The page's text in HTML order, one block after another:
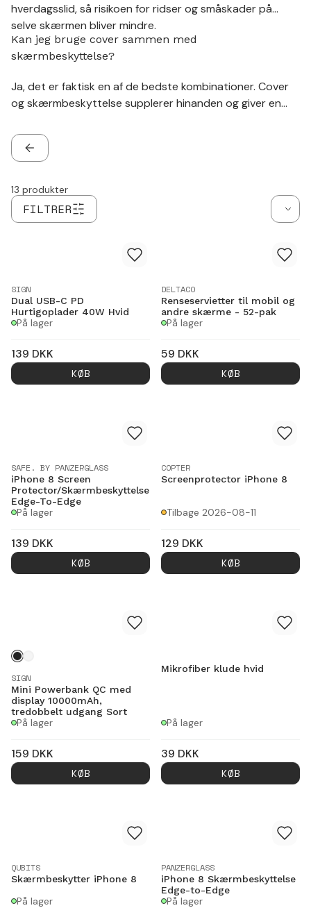
hverdagsslid, så risikoen for ridser og småskader på
selve skærmen bliver mindre.
Kan jeg bruge cover sammen med
skærmbeskyttelse?
Ja, det er faktisk en af de bedste kombinationer. Cover
og skærmbeskyttelse supplerer hinanden og giver en
TILBAGE
FILTRER
13 produkter
SIGN
Dual USB-C PD
Hurtigoplader 40W Hvid
På lager
139 DKK
KØB
DELTACO
Renseservietter til mobil og
andre skærme - 52-pak
På lager
59 DKK
KØB
SAFE. BY PANZERGLASS
iPhone 8 Screen
Protector/Skærmbeskyttelse
Edge-To-Edge
På lager
139 DKK
KØB
COPTER
Screenprotector iPhone 8
Tilbage 2026-08-11
129 DKK
KØB
SIGN
Mini Powerbank QC med
display 10000mAh,
tredobbelt udgang Sort
På lager
159 DKK
KØB
Mikrofiber klude hvid
På lager
39 DKK
KØB
QUBITS
Skærmbeskytter iPhone 8
På lager
PANZERGLASS
iPhone 8 Skærmbeskyttelse
Edge-to-Edge
På lager